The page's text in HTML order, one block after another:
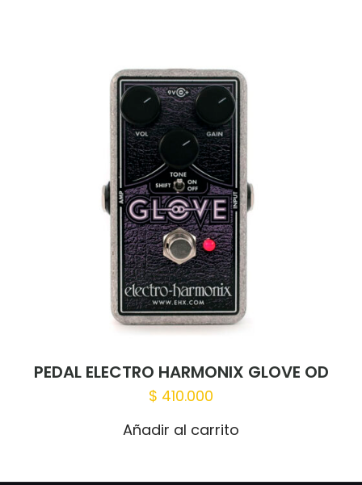
PEDAL ELECTRO HARMONIX GLOVE OD
$ 410.000
Añadir al carrito